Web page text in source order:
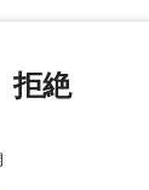
拒絶